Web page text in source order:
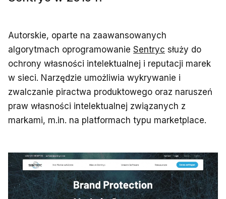
Autorskie, oparte na zaawansowanych
algorytmach oprogramowanie Sentryc służy do
ochrony własności intelektualnej i reputacji marek
w sieci. Narzędzie umożliwia wykrywanie i
zwalczanie piractwa produktowego oraz naruszeń
praw własności intelektualnej związanych z
markami, m.in. na platformach typu marketplace.